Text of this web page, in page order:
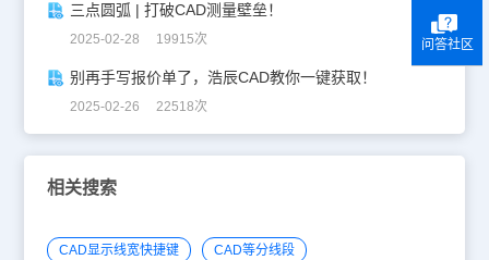
三点圆弧 | 打破CAD测量壁垒！
2025-02-28 19915次
别再手写报价单了，浩辰CAD教你一键获取！
2025-02-26 22518次
相关搜索
CAD显示线宽快捷键 CAD等分线段
问答社区